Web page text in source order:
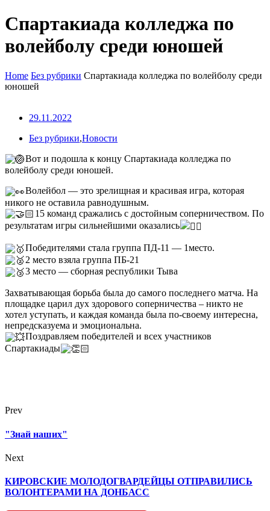
Спартакиада колледжа по
волейболу среди юношей
Home Без рубрики Спартакиада колледжа по волейболу среди
юношей
29.11.2022
Без рубрики,Новости
Вот и подошла к концу Спартакиада колледжа по
волейболу среди юношей.
Волейбол — это зрелищная и красивая игра, которая
никого не оставила равнодушным.
15 команд сражались с достойным соперничеством. По
результатам игры сильнейшими оказались
Победителями стала группа ПД-11 — 1место.
2 место взяла группа ПБ-21
3 место — сборная республики Тыва
Захватывающая борьба была до самого последнего матча. На
площадке царил дух здорового соперничества – никто не
хотел уступать, и каждая команда была по-своему интересна,
непредсказуема и эмоциональна.
Поздравляем победителей и всех участников
Спартакиады
Prev
"Знай наших"
Next
КИРОВСКИЕ МОЛОДОГВАРДЕЙЦЫ ОТПРАВИЛИСЬ
ВОЛОНТЕРАМИ НА ДОНБАСС